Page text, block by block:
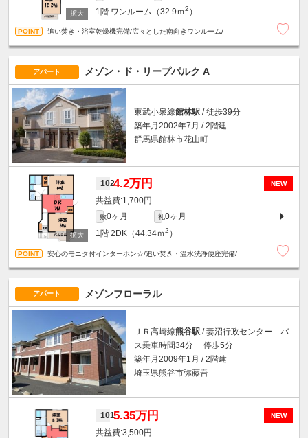
1階 ワンルーム（32.9ｍ2 ）
追い焚き・浴室乾燥機完備/広々とした南向きワンルーム/
アパート メゾン・ド・リープパルク A
東武小泉線館林駅 / 徒歩39分
築年月2002年7月 / 2階建
群馬県館林市花山町
NEW
1024.2万円
1,700円
敷0ヶ月 礼0ヶ月
1階 2DK（44.34ｍ2 ）
安心のモニタ付インターホン☆/追い焚き・温水洗浄便座完備/
アパート メゾンフローラル
ＪＲ高崎線熊谷駅 / 妻沼行政センター バ
ス乗車時間34分 停歩5分
築年月2009年1月 / 2階建
埼玉県熊谷市弥藤吾
NEW
1015.35万円
3,500円